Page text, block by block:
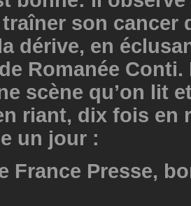
son cancer
dérive, en
Romanée
scène qu’on lit
riant, dix fois en
un jour :
France Presse,